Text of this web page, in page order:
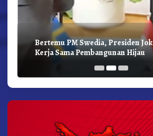
Bertemu PM Swedia, Presiden
Kerja Sama Pembangunan Hijau